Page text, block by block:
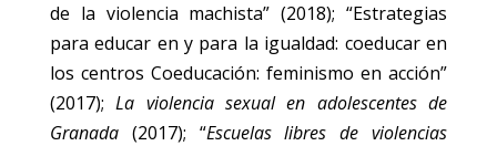
de la violencia machista” (2018); “Estrategias
para educar en y para la igualdad: coeducar en
los centros Coeducación: feminismo en acción”
(2017);La violencia sexual en adolescentes de
Granada(2017); “Escuelas libres de violencias